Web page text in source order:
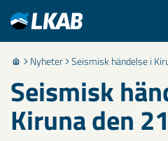
Nyheter Seismisk händelse i
Seismisk
Kiruna den